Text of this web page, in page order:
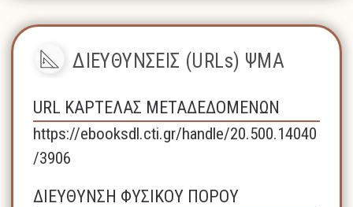
ΔΙΕΥΘΥΝΣΕΙΣ (URLs) ΨΜΑ
URL ΚΑΡΤΕΛΑΣ ΜΕΤΑΔΕΔΟΜΕΝΩΝ
https://ebooksdl.cti.gr/handle/20.500.14040
/3906
ΔΙΕΥΘΥΝΣΗ ΦΥΣΙΚΟΥ ΠΟΡΟΥ